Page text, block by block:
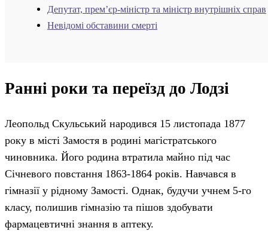
Депутат, прем’єр-міністр та міністр внутрішніх справ
Невідомі обставини смерті
Ранні роки та переїзд до Лодзі
Леопольд Скульський народився 15 листопада 1877
року в місті Замостя в родині магістратського
чиновника. Його родина втратила майно під час
Січневого повстання 1863-1864 років. Навчався в
гімназії у рідному Замості. Однак, будучи учнем 5-го
класу, полишив гімназію та пішов здобувати
фармацевтичні знання в аптеку.